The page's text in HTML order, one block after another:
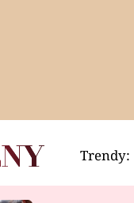
Video
Trendy: